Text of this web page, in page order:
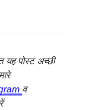
यह पोस्ट अच्छी
व